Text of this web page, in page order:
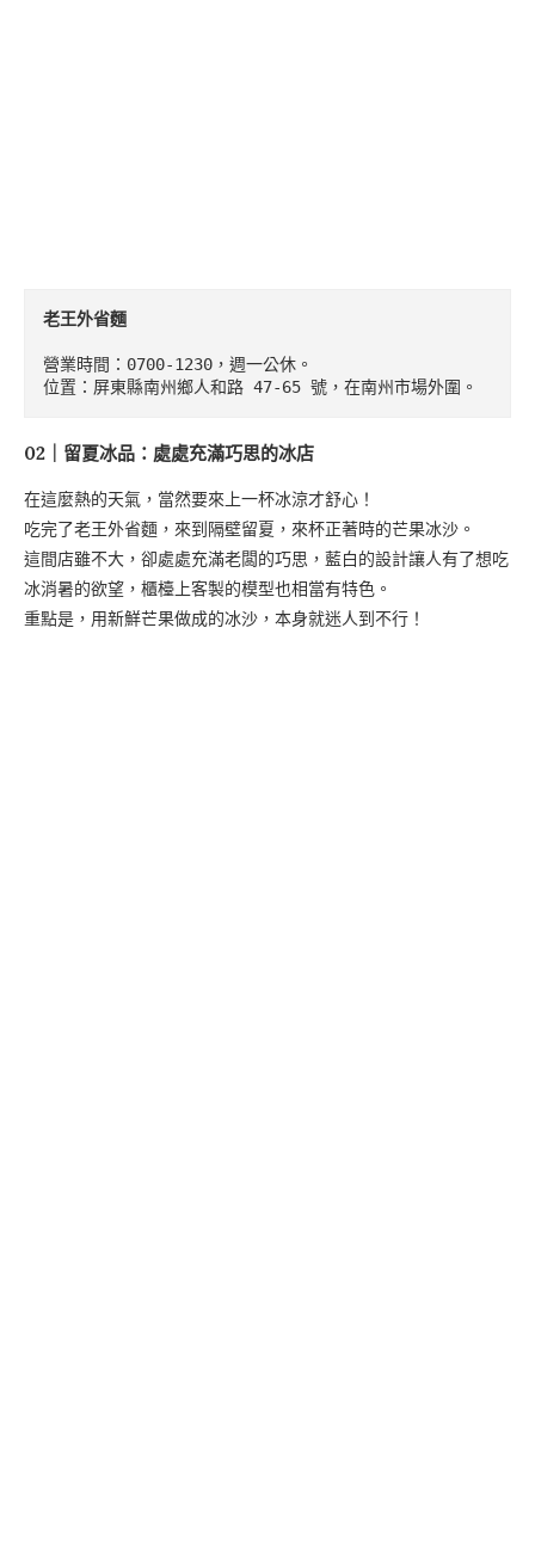
老王外省麵
營業時間：0700-1230，週一公休。
位置：屏東縣南州鄉人和路 47-65 號，在南州市場外圍。
02｜留夏冰品：處處充滿巧思的冰店
在這麼熱的天氣，當然要來上一杯冰涼才舒心！
吃完了老王外省麵，來到隔壁留夏，來杯正著時的芒果冰沙。
這間店雖不大，卻處處充滿老闆的巧思，藍白的設計讓人有了想吃
冰消暑的欲望，櫃檯上客製的模型也相當有特色。
重點是，用新鮮芒果做成的冰沙，本身就迷人到不行！